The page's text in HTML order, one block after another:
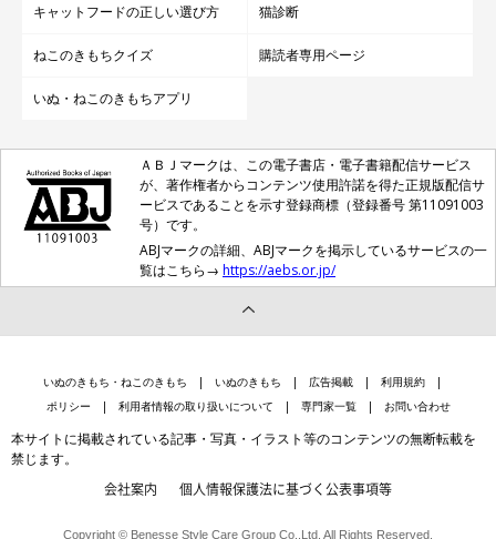
キャットフードの正しい選び方 猫診断
ねこのきもちクイズ 購読者専用ページ
いぬ・ねこのきもちアプリ
ＡＢＪマークは、この電子書店・電子書籍配信サービス
が、著作権者からコンテンツ使用許諾を得た正規版配信サ
ービスであることを示す登録商標（登録番号 第11091003
号）です。
ABJマークの詳細、ABJマークを掲示しているサービスの一
覧はこちら→ https://aebs.or.jp/
いぬのきもち・ねこのきもち いぬのきもち 広告掲載
利用規約
ポリシー
利用者情報の取り扱いについて 専門家一覧 お問い合わせ
本サイトに掲載されている記事・写真・イラスト等のコンテンツの無断転載を
禁じます。
会社案内 個人情報保護法に基づく公表事項等
Copyright © Benesse Style Care Group Co.,Ltd. All Rights Reserved.